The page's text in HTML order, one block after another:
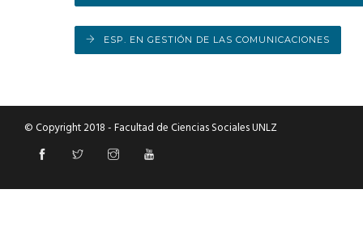
ESP. EN GESTIÓN DE LAS COMUNICACIONES
© Copyright 2018 - Facultad de Ciencias Sociales UNLZ